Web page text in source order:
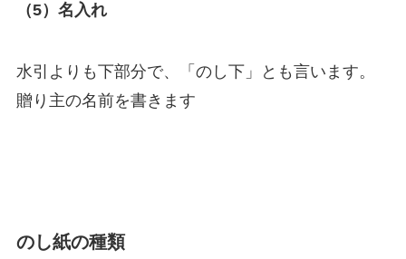
（5）名入れ
水引よりも下部分で、「のし下」とも言います。
贈り主の名前を書きます
のし紙の種類